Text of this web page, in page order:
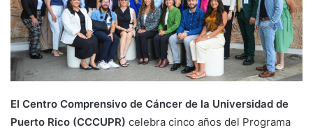
e
m
a
i
El Centro Comprensivo de Cáncer de la Universidad de
Puerto Rico (CCCUPR) celebra cinco años del Programa